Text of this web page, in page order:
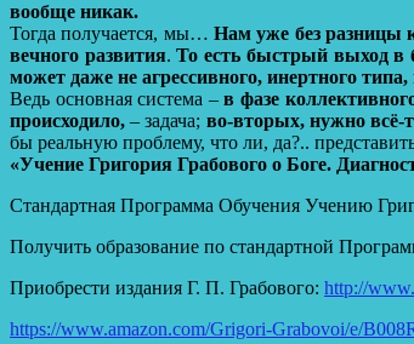
вообще никак.
Тогда получается, мы…Нам уже без разницы
вечного развития.То есть быстрый выход в
может даже не агрессивного, инертного типа,
Ведь основная система –в фазе
происходило, – задача; во-вторых, нужно всё-
бы реальную проблему, что ли, да?..
«Учение Григория Грабового о Боге.
Стандартная Программа Обучения Учению
Получить образование по стандартной
Приобрести издания Г. П. Грабового: http://
https://www.amazon.com/Grigori-Grabovoi/e/